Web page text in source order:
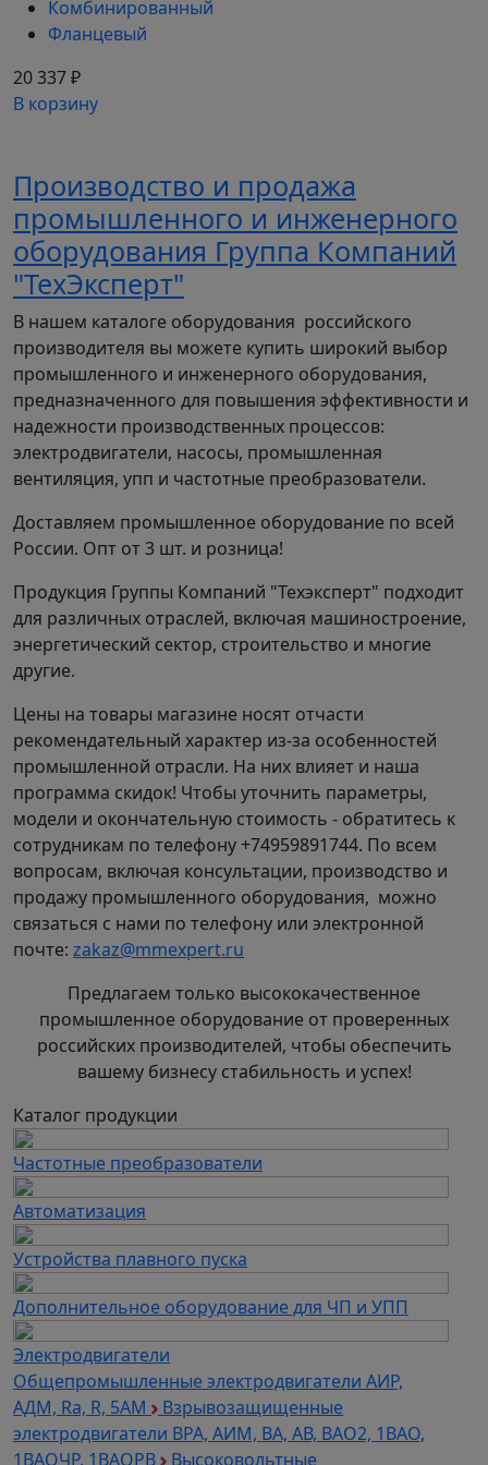
соответствие стандартам DIN, ISO. После ряда
испытаний они утверждены отделом
клиентам. Надежность электродвигателей
подтверждается гарантийным сроком
мощности и габаритно-присоединительным
размерам.
Габаритно-
присоединительные размеры*
асинхронного
электродвигателя АИС250M2
IM1081(B3) лапы
*Некоторые размеры (не регламентированные
стандартом DIN) могут отличаться, уточняйте у
наших консультантов.
Габаритно-
присоединительные размеры*
асинхронного
электродвигателя АИС250M2
IM2081(B35) лапы+фланец
*Некоторые размеры (не регламентированные
стандартом DIN) могут отличаться, уточняйте у
наших консультантов.
Комбинированный
Фланцевый
20 337 ₽
В корзину
Производство и продажа
промышленного и инженерного
оборудования Группа Компаний
"ТехЭксперт"
В нашем каталоге оборудования российского
производителя вы можете купить широкий выбор
промышленного и инженерного оборудования,
предназначенного для повышения эффективности и
надежности производственных процессов:
электродвигатели, насосы, промышленная
вентиляция, упп и частотные преобразователи.
Доставляем промышленное оборудование по всей
России. Опт от 3 шт. и розница!
Продукция Группы Компаний "Техэксперт" подходит
для различных отраслей, включая машиностроение,
энергетический сектор, строительство и многие
другие.
Цены на товары магазине носят отчасти
рекомендательный характер из-за особенностей
промышленной отрасли. На них влияет и наша
программа скидок! Чтобы уточнить параметры,
модели и окончательную стоимость - обратитесь к
сотрудникам по телефону +74959891744. По всем
вопросам, включая консультации, производство и
продажу промышленного оборудования, можно
связаться с нами по телефону или электронной
почте: zakaz@mmexpert.ru
Предлагаем только высококачественное
промышленное оборудование от проверенных
российских производителей, чтобы обеспечить
вашему бизнесу стабильность и успех!
Каталог продукции
Частотные преобразователи
Автоматизация
Устройства плавного пуска
Дополнительное оборудование для ЧП и УПП
Электродвигатели
Общепромышленные электродвигатели АИР,
АДМ, Ra, R, 5AM
Взрывозащищенные
электродвигатели ВРА, АИМ, ВА, АВ, ВАO2, 1ВАО,
1ВАОЧР, 1ВАОРВ
Высоковольтные